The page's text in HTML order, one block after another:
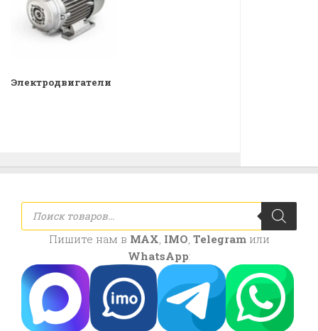
Электродвигатели
Поиск
товаров
Пишите нам в MAX IMO Telegramили
WhatsApp: